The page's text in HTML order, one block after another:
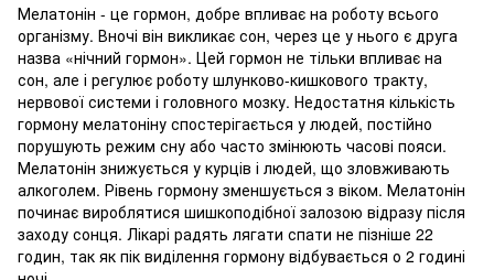
Мелатонін - це гормон, добре впливає на роботу всього
організму. Вночі він викликає сон, через це у нього є друга
назва «нічний гормон». Цей гормон не тільки впливає на
сон, але і регулює роботу шлунково-кишкового тракту,
нервової системи і головного мозку. Недостатня кількість
гормону мелатоніну спостерігається у людей, постійно
порушують режим сну або часто змінюють часові пояси.
Мелатонін знижується у курців і людей, що зловживають
алкоголем. Рівень гормону зменшується з віком. Мелатонін
починає вироблятися шишкоподібної залозою відразу після
заходу сонця. Лікарі радять лягати спати не пізніше 22
годин, так як пік виділення гормону відбувається о 2 годині